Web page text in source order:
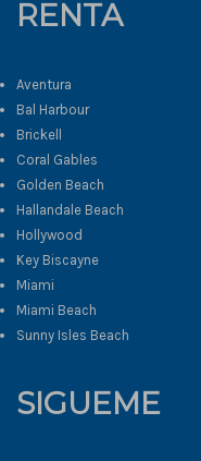
RENTA
Aventura
Bal Harbour
Brickell
Coral Gables
Golden Beach
Hallandale Beach
Hollywood
Key Biscayne
Miami
Miami Beach
Sunny Isles Beach
SIGUEME